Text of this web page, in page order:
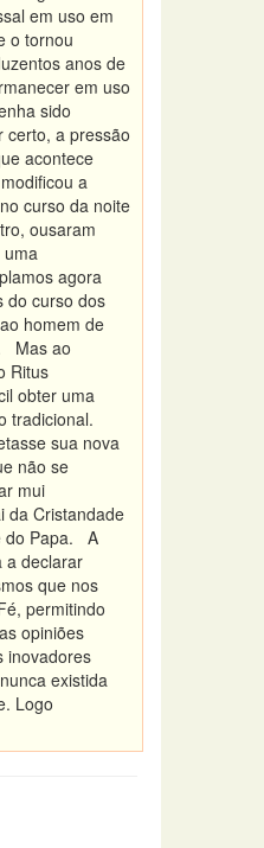
em uso em
o tornou
anos de
em uso
sido
certo, a pressão
acontece
a
curso da noite
ousaram
uma
agora
do curso dos
homem de
Mas ao
Ritus
obter uma
tradicional.
sua nova
não se
mui
da Cristandade
do Papa. A
a declarar
que nos
permitindo
opiniões
inovadores
existida
Logo